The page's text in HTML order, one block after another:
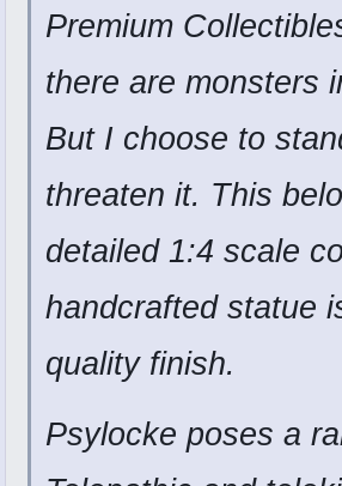
Premium
there are monsters
But I choose to
threaten it. This
detailed 1:4 scale
handcrafted statue
quality finish.
Psylocke poses a